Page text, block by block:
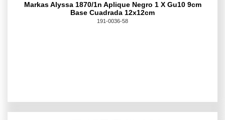
Markas Alyssa 1870/1n Aplique Negro 1 X Gu10 9cm
Base Cuadrada 12x12cm
191-0036-58